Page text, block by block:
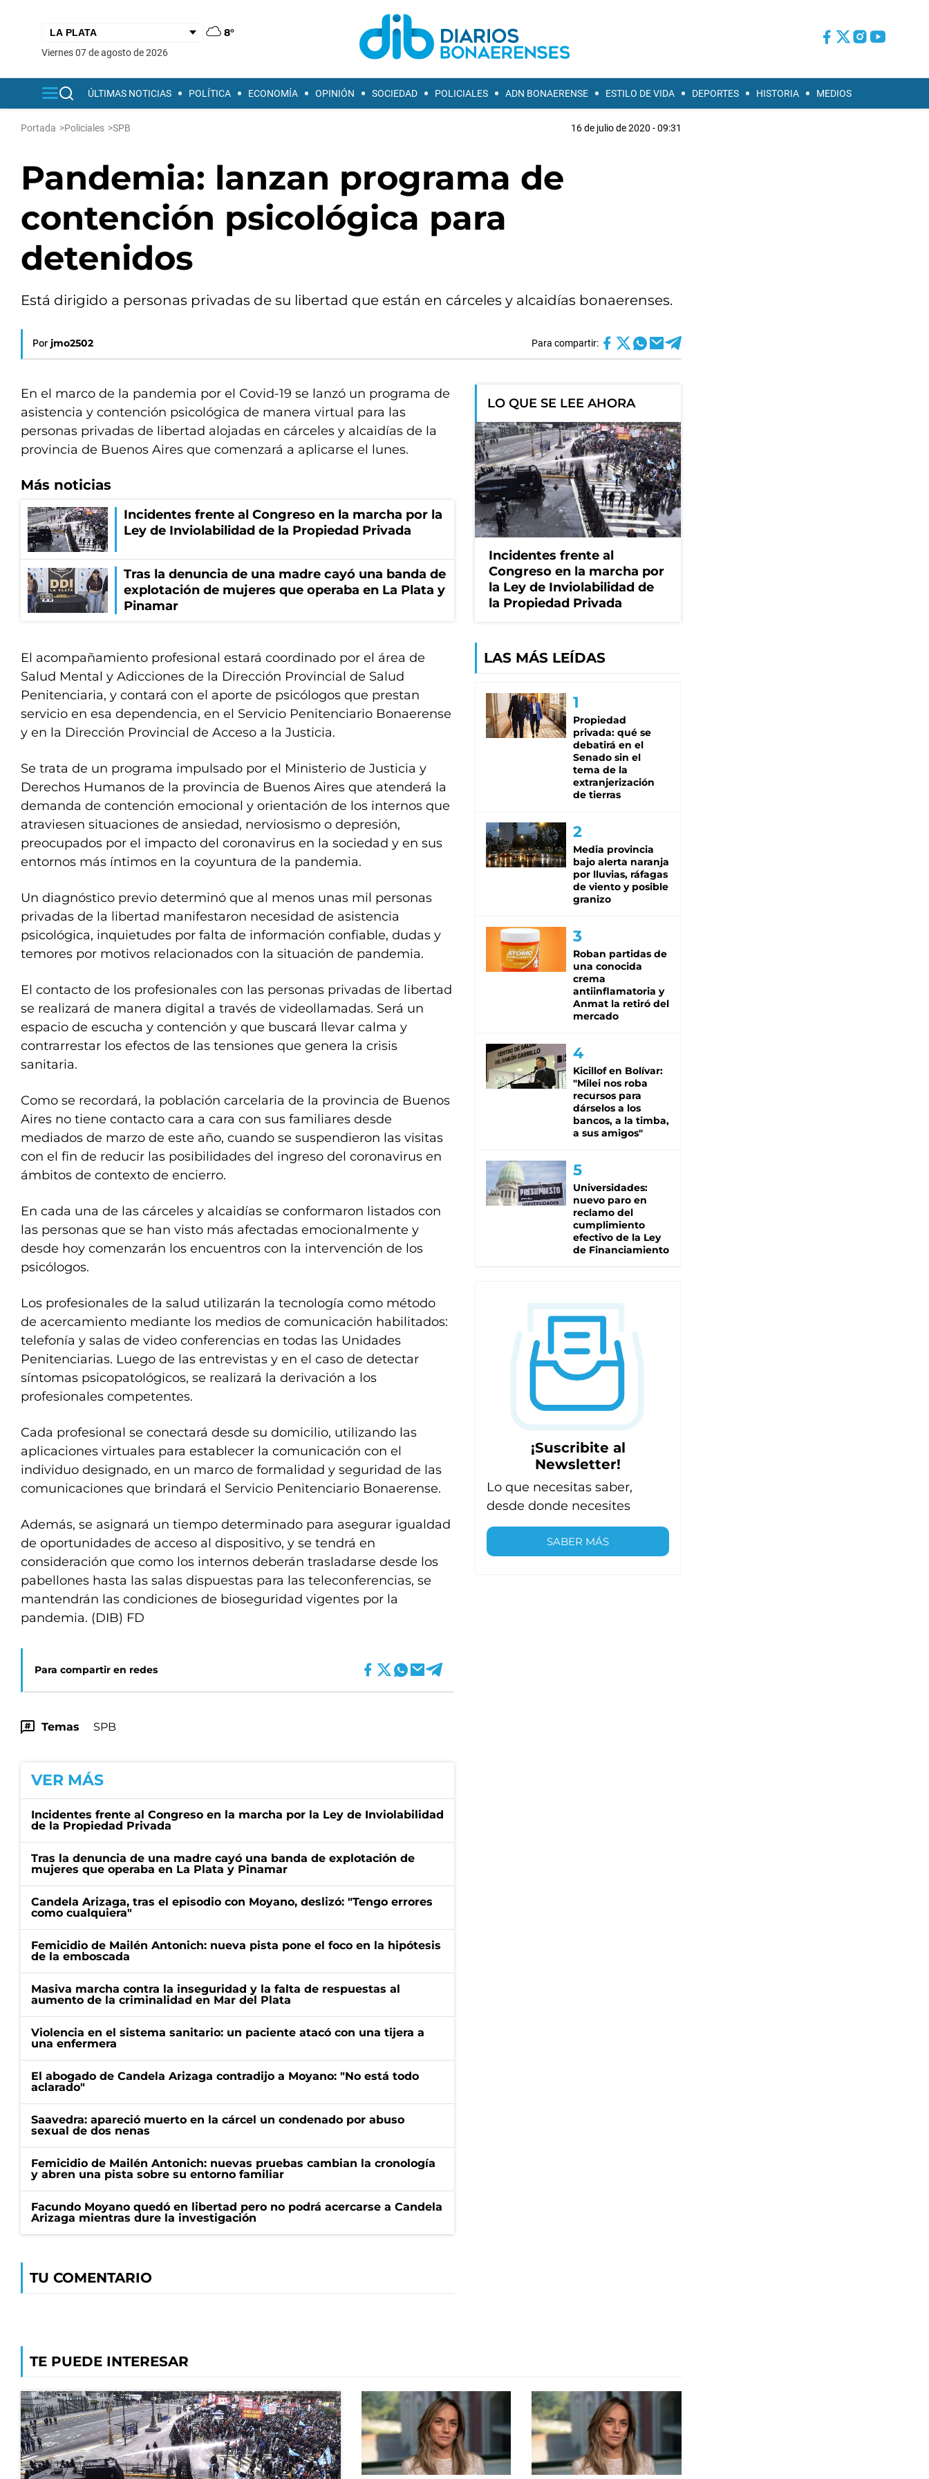
8°
viernes 07 de agosto de 2026
ÚLTIMAS NOTICIAS POLÍTICA ECONOMÍA OPINIÓN SOCIEDAD POLICIALES ADN BONAERENSE ESTILO DE VIDA DEPORTES HISTORIA MEDIOS
Portada >Policiales >SPB 16 de julio de 2020 - 09:31
Pandemia: lanzan programa de
contención psicológica para
detenidos
Está dirigido a personas privadas de su libertad que están en cárceles y alcaidías bonaerenses.
Por jmo2502 Para compartir:
En el marco de la pandemia por el Covid-19 se lanzó un programa de
asistencia y contención psicológica de manera virtual para las
personas privadas de libertad alojadas en cárceles y alcaidías de la
provincia de Buenos Aires que comenzará a aplicarse el lunes.
Más noticias
Incidentes frente al Congreso en la marcha por la
Ley de Inviolabilidad de la Propiedad Privada
Tras la denuncia de una madre cayó una banda de
explotación de mujeres que operaba en La Plata y
Pinamar
El acompañamiento profesional estará coordinado por el área de
Salud Mental y Adicciones de la Dirección Provincial de Salud
Penitenciaria, y contará con el aporte de psicólogos que prestan
servicio en esa dependencia, en el Servicio Penitenciario Bonaerense
y en la Dirección Provincial de Acceso a la Justicia.
Se trata de un programa impulsado por el Ministerio de Justicia y
Derechos Humanos de la provincia de Buenos Aires que atenderá la
demanda de contención emocional y orientación de los internos que
atraviesen situaciones de ansiedad, nerviosismo o depresión,
preocupados por el impacto del coronavirus en la sociedad y en sus
entornos más íntimos en la coyuntura de la pandemia.
Un diagnóstico previo determinó que al menos unas mil personas
privadas de la libertad manifestaron necesidad de asistencia
psicológica, inquietudes por falta de información confiable, dudas y
temores por motivos relacionados con la situación de pandemia.
El contacto de los profesionales con las personas privadas de libertad
se realizará de manera digital a través de videollamadas. Será un
espacio de escucha y contención y que buscará llevar calma y
contrarrestar los efectos de las tensiones que genera la crisis
sanitaria.
Como se recordará, la población carcelaria de la provincia de Buenos
Aires no tiene contacto cara a cara con sus familiares desde
mediados de marzo de este año, cuando se suspendieron las visitas
con el fin de reducir las posibilidades del ingreso del coronavirus en
ámbitos de contexto de encierro.
En cada una de las cárceles y alcaidías se conformaron listados con
las personas que se han visto más afectadas emocionalmente y
desde hoy comenzarán los encuentros con la intervención de los
psicólogos.
Los profesionales de la salud utilizarán la tecnología como método
de acercamiento mediante los medios de comunicación habilitados:
telefonía y salas de video conferencias en todas las Unidades
Penitenciarias. Luego de las entrevistas y en el caso de detectar
síntomas psicopatológicos, se realizará la derivación a los
profesionales competentes.
Cada profesional se conectará desde su domicilio, utilizando las
aplicaciones virtuales para establecer la comunicación con el
individuo designado, en un marco de formalidad y seguridad de las
comunicaciones que brindará el Servicio Penitenciario Bonaerense.
Además, se asignará un tiempo determinado para asegurar igualdad
de oportunidades de acceso al dispositivo, y se tendrá en
consideración que como los internos deberán trasladarse desde los
pabellones hasta las salas dispuestas para las teleconferencias, se
mantendrán las condiciones de bioseguridad vigentes por la
pandemia. (DIB) FD
Para compartir en redes
Temas SPB
VER MÁS
Incidentes frente al Congreso en la marcha por la Ley de Inviolabilidad
de la Propiedad Privada
Tras la denuncia de una madre cayó una banda de explotación de
mujeres que operaba en La Plata y Pinamar
Candela Arizaga, tras el episodio con Moyano, deslizó: "Tengo errores
como cualquiera"
Femicidio de Mailén Antonich: nueva pista pone el foco en la hipótesis
de la emboscada
Masiva marcha contra la inseguridad y la falta de respuestas al
aumento de la criminalidad en Mar del Plata
Violencia en el sistema sanitario: un paciente atacó con una tijera a
una enfermera
El abogado de Candela Arizaga contradijo a Moyano: "No está todo
aclarado"
Saavedra: apareció muerto en la cárcel un condenado por abuso
sexual de dos nenas
Femicidio de Mailén Antonich: nuevas pruebas cambian la cronología
y abren una pista sobre su entorno familiar
Facundo Moyano quedó en libertad pero no podrá acercarse a Candela
Arizaga mientras dure la investigación
TU COMENTARIO
LO QUE SE LEE AHORA
Incidentes frente al
Congreso en la marcha por
la Ley de Inviolabilidad de
la Propiedad Privada
LAS MÁS LEÍDAS
Propiedad
privada: qué se
debatirá en el
Senado sin el
tema de la
extranjerización
de tierras
Media provincia
bajo alerta naranja
por lluvias, ráfagas
de viento y posible
granizo
Roban partidas de
una conocida
crema
antiinflamatoria y
Anmat la retiró del
mercado
Kicillof en Bolívar:
"Milei nos roba
recursos para
dárselos a los
bancos, a la timba,
a sus amigos"
Universidades:
nuevo paro en
reclamo del
cumplimiento
efectivo de la Ley
de Financiamiento
¡Suscribite al
Newsletter!
Lo que necesitas saber,
desde donde necesites
SABER MÁS
TE PUEDE INTERESAR